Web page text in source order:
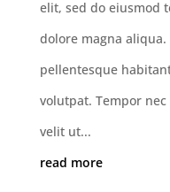
elit, sed do eiusmod
dolore magna
pellentesque
volutpat. Tempor
velit ut...
read more